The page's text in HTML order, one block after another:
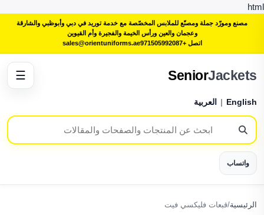
html
مصنع ومورّد جملة ومصنّع للملابس المخصّصة مع خدمة توريد في دبي وأبوظبي والشارقة
وعجمان والعين ورأس الخيمة والفجيرة وأم القيوين
اتصل +971505992087
sales@orientuniforms.ae
SeniorJackets
English
| العربية
واتساب
☰
الرئيسية/قبعات فليكسي فيت